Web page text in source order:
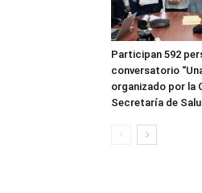
Participan 592
conversatorio
organizado por la
Secretaría de